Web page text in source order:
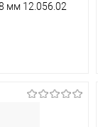
мм 12.056.02